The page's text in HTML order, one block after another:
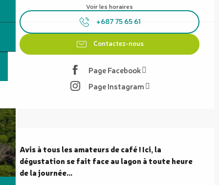
Voir les horaires
+687 75 65 61
Contactez-nous
Page Facebook
Page Instagram
Description
Avis à tous les amateurs de café ! Ici, la
dégustation se fait face au lagon à toute heure
de la journée...